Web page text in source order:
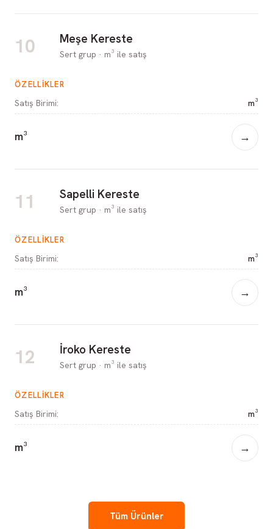
10 Meşe Kereste
Sert grup · m³ ile satış
ÖZELLIKLER
Satış Birimi: m³
m³ →
11 Sapelli Kereste
Sert grup · m³ ile satış
ÖZELLIKLER
Satış Birimi: m³
m³ →
12 İroko Kereste
Sert grup · m³ ile satış
ÖZELLIKLER
Satış Birimi: m³
m³ →
Tüm Ürünler